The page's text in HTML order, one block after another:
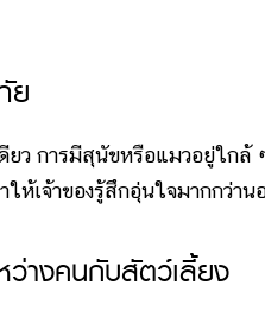
ย
ารมีสุนัขหรือแมวอยู่ใกล้
ห้เจ้าของรู้สึกอุ่นใจมากกว่า
างคนกับสัตว์เลี้ยง